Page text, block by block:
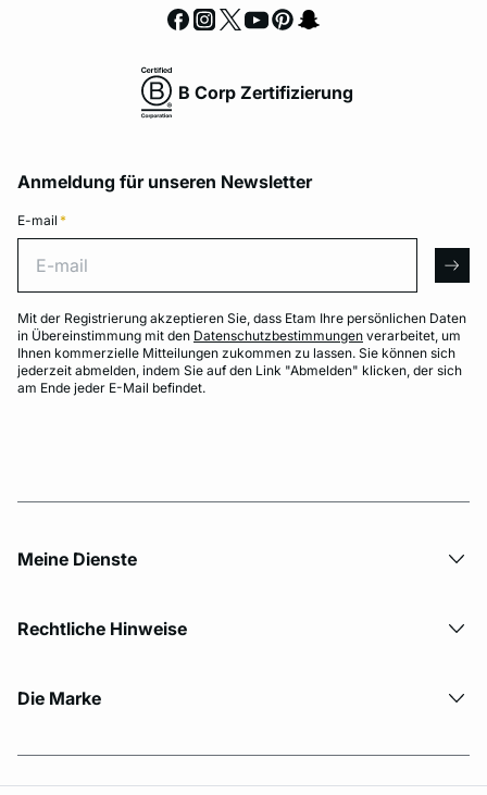
B Corp Zertifizierung
Anmeldung für unseren Newsletter
E-mail *
Mit der Registrierung akzeptieren Sie, dass Etam Ihre persönlichen Daten
in Übereinstimmung mit den Datenschutzbestimmungen verarbeitet, um
Ihnen kommerzielle Mitteilungen zukommen zu lassen. Sie können sich
jederzeit abmelden, indem Sie auf den Link "Abmelden" klicken, der sich
am Ende jeder E-Mail befindet.
Meine Dienste
Rechtliche Hinweise
Die Marke